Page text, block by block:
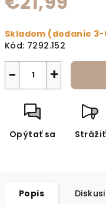
Skladom (dodanie
Kód: 7292.152
+
−
Opýtať sa Strážiť
Popis